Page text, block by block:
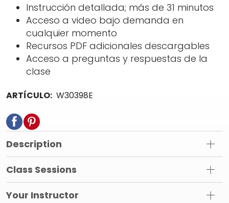
Instrucción detallada; más de 31 minutos
Acceso a video bajo demanda en
cualquier momento
Recursos PDF adicionales descargables
Acceso a preguntas y respuestas de la
clase
ARTÍCULO: W30398E
Description
Class Sessions
Your Instructor